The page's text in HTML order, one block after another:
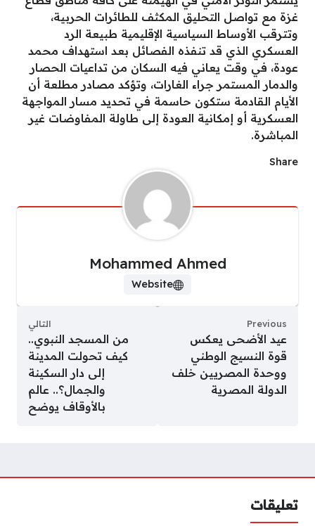
غزة مع تواصل التحليق المكثف للطائرات الحربية،
وتترقب الأوساط السياسية الإقليمية طبيعة الرد
العسكري الذي قد تنفذه الفصائل بعد استهداف محمد
عودة، في وقت يعاني فيه السكان من تداعيات الحصار
والدمار المستمر جراء الغارات، وتؤكد مصادر مطلعة أن
الأيام القادمة ستكون حاسمة في تحديد مسار المواجهة
العسكرية أو إمكانية العودة إلى طاولة المفاوضات غير
المباشرة.
Share
Mohammed Ahmed
Website
Previous
عيد الأضحى يعكس
قوة النسيج الوطني
ووحدة المصريين خلف
الدولة المصرية
التالي
من المسجد النبوي..
كيف تحولت المدينة
إلى دار السكينة
والجمال؟.. عالم
بالأوقاف يوضح
تعليقات